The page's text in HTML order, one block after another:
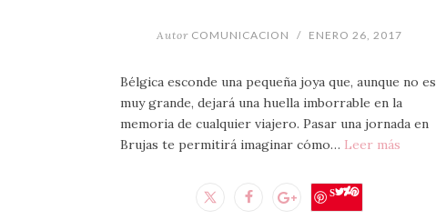
Autor COMUNICACION / ENERO 26, 2017
Bélgica esconde una pequeña joya que, aunque no es
muy grande, dejará una huella imborrable en la
memoria de cualquier viajero. Pasar una jornada en
Brujas te permitirá imaginar cómo… Leer más
Save